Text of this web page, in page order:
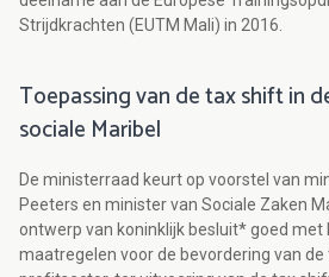
Strijdkrachten (EUTM Mali) in 2016.
Toepassing van de tax shift in
sociale Maribel
De ministerraad keurt op voorstel van
Peeters en minister van Sociale Zaken
ontwerp van koninklijk besluit* goed
maatregelen voor de bevordering van